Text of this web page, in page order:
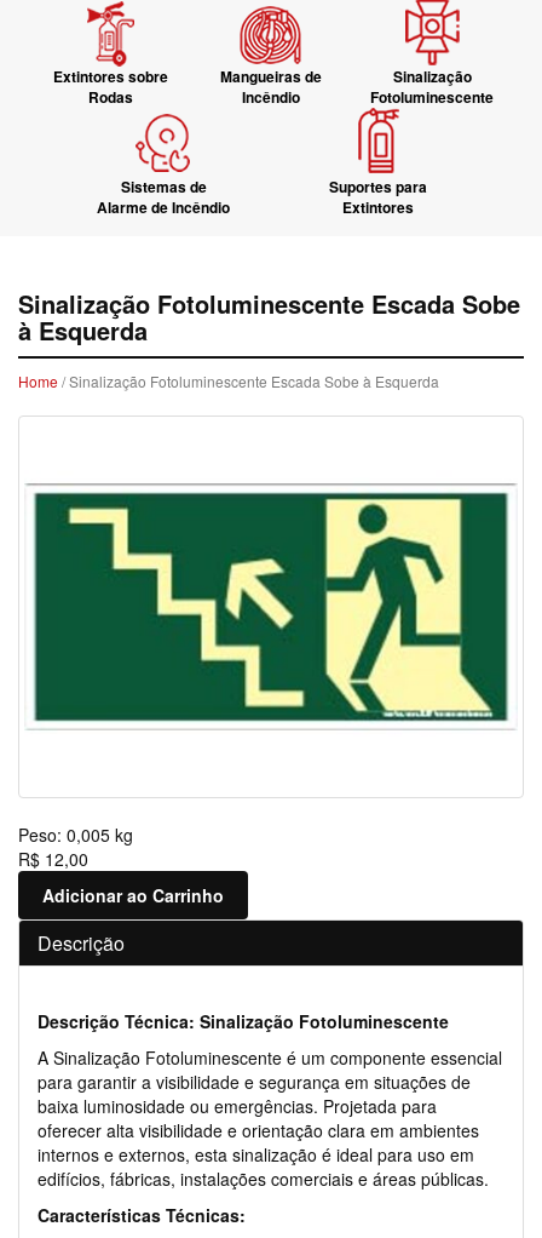
Extintores sobre
Rodas
Mangueiras de
Incêndio
Sinalização
Fotoluminescente
Sistemas de
Alarme de Incêndio
Suportes para
Extintores
Sinalização Fotoluminescente Escada Sobe
à Esquerda
Home/ Sinalização Fotoluminescente Escada Sobe à Esquerda
Peso: 0,005 kg
R$ 12,00
Adicionar ao Carrinho
Descrição
Descrição Técnica: Sinalização Fotoluminescente
A Sinalização Fotoluminescente é um componente essencial
para garantir a visibilidade e segurança em situações de
baixa luminosidade ou emergências. Projetada para
oferecer alta visibilidade e orientação clara em ambientes
internos e externos, esta sinalização é ideal para uso em
edifícios, fábricas, instalações comerciais e áreas públicas.
Características Técnicas: